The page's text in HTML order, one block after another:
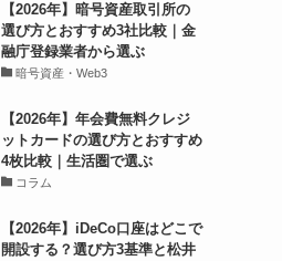
【2026年】暗号資産取引所の
選び方とおすすめ3社比較｜金
融庁登録業者から選ぶ
暗号資産・Web3
【2026年】年会費無料クレジ
ットカードの選び方とおすすめ
4枚比較｜生活圏で選ぶ
コラム
【2026年】iDeCo口座はどこで
開設する？選び方3基準と松井